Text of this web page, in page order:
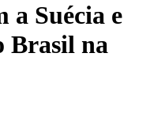
a Suécia e
Brasil na